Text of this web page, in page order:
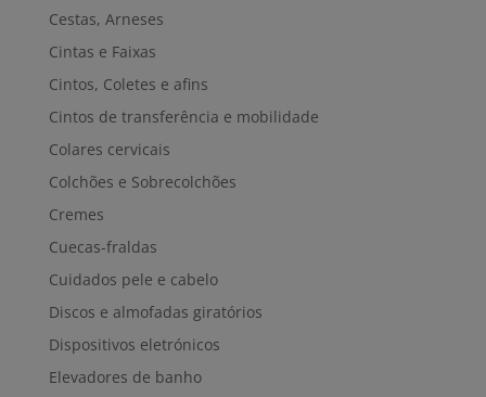
Cestas, Arneses
Cintas e Faixas
Cintos, Coletes e afins
Cintos de transferência e mobilidade
Colares cervicais
Colchões e Sobrecolchões
Cremes
Cuecas-fraldas
Cuidados pele e cabelo
Discos e almofadas giratórios
Dispositivos eletrónicos
Elevadores de banho